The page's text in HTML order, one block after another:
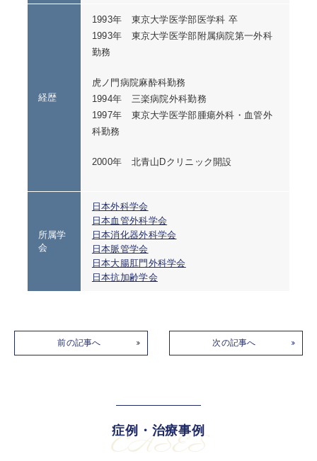
経歴
1993年 東京大学医学部医学科 卒
1993年 東京大学医学部附属病院第一外科
勤務
虎ノ門病院麻酔科勤務
1994年 三楽病院外科勤務
1997年 東京大学医学部腫瘍外科・血管外
科勤務
2000年 北青山Dクリニック開設
所属学
会
日本外科学会
日本血管外科学会
日本消化器外科学会
日本脈管学会
日本大腸肛門外科学会
日本抗加齢学会
前の記事へ 次の記事へ
症例・治療事例
CASES